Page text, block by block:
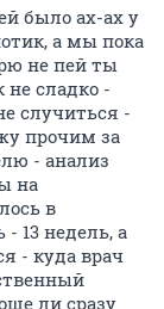
было ах-ах у
а мы пока
не пей ты
не сладко -
случиться -
прочим за
- анализ
на
в
13 недель, а
- куда врач
ли сразу